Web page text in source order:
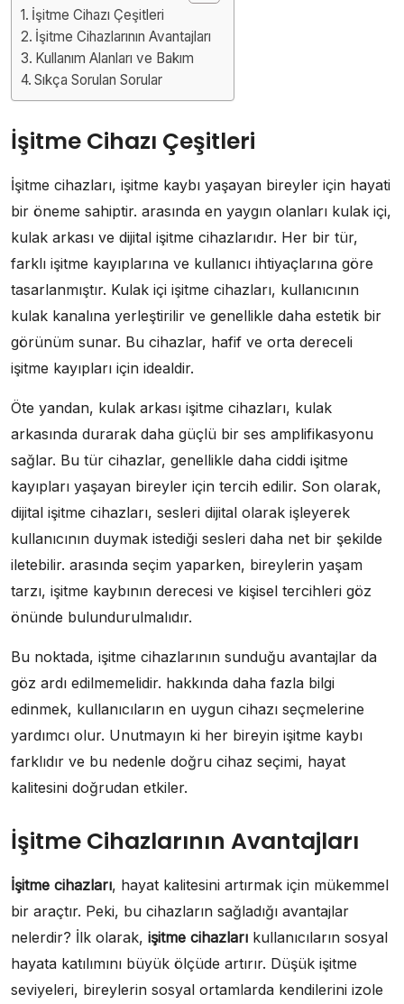
İşitme Cihazı Çeşitleri
İşitme Cihazlarının Avantajları
Kullanım Alanları ve Bakım
Sıkça Sorulan Sorular
İşitme Cihazı Çeşitleri
İşitme cihazları, işitme kaybı yaşayan bireyler için hayati
bir öneme sahiptir. arasında en yaygın olanları kulak içi,
kulak arkası ve dijital işitme cihazlarıdır. Her bir tür,
farklı işitme kayıplarına ve kullanıcı ihtiyaçlarına göre
tasarlanmıştır. Kulak içi işitme cihazları, kullanıcının
kulak kanalına yerleştirilir ve genellikle daha estetik bir
görünüm sunar. Bu cihazlar, hafif ve orta dereceli
işitme kayıpları için idealdir.
Öte yandan, kulak arkası işitme cihazları, kulak
arkasında durarak daha güçlü bir ses amplifikasyonu
sağlar. Bu tür cihazlar, genellikle daha ciddi işitme
kayıpları yaşayan bireyler için tercih edilir. Son olarak,
dijital işitme cihazları, sesleri dijital olarak işleyerek
kullanıcının duymak istediği sesleri daha net bir şekilde
iletebilir. arasında seçim yaparken, bireylerin yaşam
tarzı, işitme kaybının derecesi ve kişisel tercihleri göz
önünde bulundurulmalıdır.
Bu noktada, işitme cihazlarının sunduğu avantajlar da
göz ardı edilmemelidir. hakkında daha fazla bilgi
edinmek, kullanıcıların en uygun cihazı seçmelerine
yardımcı olur. Unutmayın ki her bireyin işitme kaybı
farklıdır ve bu nedenle doğru cihaz seçimi, hayat
kalitesini doğrudan etkiler.
İşitme Cihazlarının Avantajları
İşitme cihazları, hayat kalitesini artırmak için mükemmel
bir araçtır. Peki, bu cihazların sağladığı avantajlar
nelerdir? İlk olarak, işitme cihazları kullanıcıların sosyal
hayata katılımını büyük ölçüde artırır. Düşük işitme
seviyeleri, bireylerin sosyal ortamlarda kendilerini izole